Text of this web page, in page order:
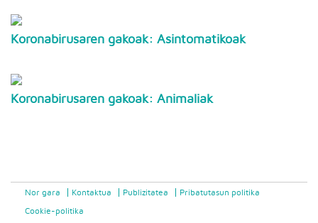
Koronabirusaren gakoak: Asintomatikoak
Koronabirusaren gakoak: Animaliak
Nor gara Kontaktua Publizitatea Pribatutasun politika
Cookie-politika